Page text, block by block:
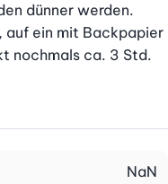
dünner werden.
auf ein mit Backpapier
nochmals ca. 3 Std.
NaN